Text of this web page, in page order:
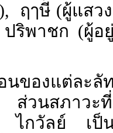
), ฤๅษี (ผู้แส
ปริพาชก (ผู้
นของแต่ละ
วนสภาวะที่
กวัลย์ เป็น